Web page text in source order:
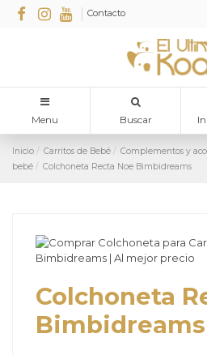
Contacto
Menu Buscar
Inicio Carritos de Bebé
Complementos y
bebé
Colchoneta Recta Noe Bimbidreams
Colchoneta
Bimbidreams